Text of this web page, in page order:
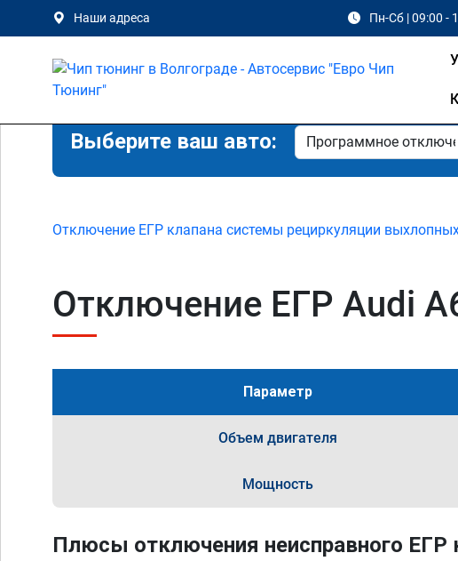
Наши адреса Пн-Сб | 09:00 -
Выберите ваш авто:
Отключение ЕГР клапана системы рециркуляции
Отключение ЕГР Audi
Параметр
Объем двигателя
Мощность
Плюсы отключения неисправного ЕГР